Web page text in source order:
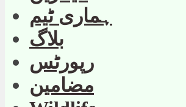
ہماری ٹیم
بلاگ
رپورٹس
مضامین